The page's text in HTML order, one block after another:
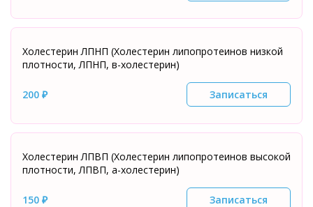
Холестерин ЛПНП (Холестерин липопротеинов низкой
плотности, ЛПНП, в-холестерин)
200 ₽ Записаться
Холестерин ЛПВП (Холестерин липопротеинов высокой
плотности, ЛПВП, а-холестерин)
150 ₽ Записаться